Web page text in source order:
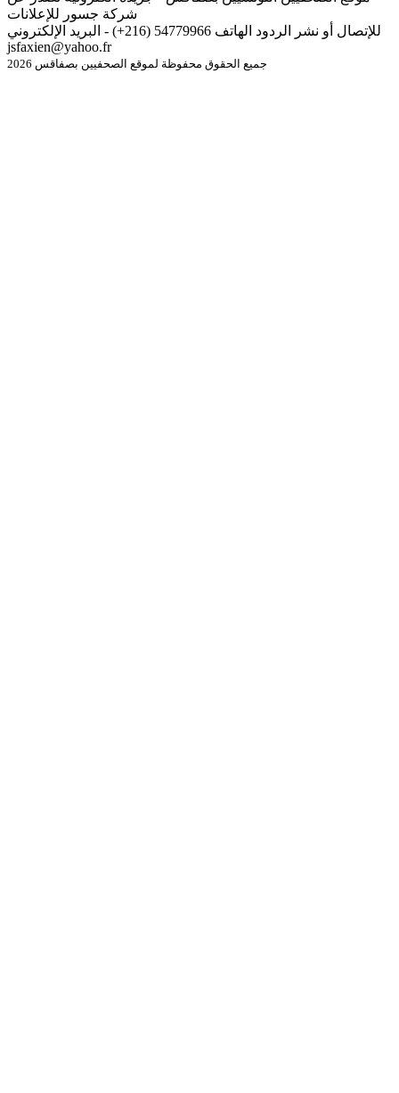
شركة جسور للإعلانات
للإتصال أو نشر الردود الهاتف 54779966 (216+) - البريد الإلكتروني
jsfaxien@yahoo.fr
جميع الحقوق محفوظة لموقع الصحفيين بصفاقس 2026